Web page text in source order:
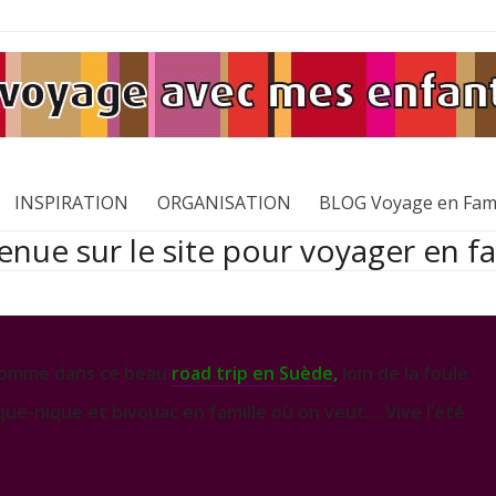
INSPIRATION ORGANISATION BLOG Voyage en
sur le site pour voyager en
dans ce beau road trip en Suède, loin de la foule
nique et bivouac en famille où on veut… Vive l’été